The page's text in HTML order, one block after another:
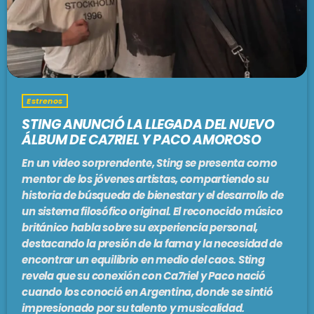
BARCELONA
MALLORCA
PODCASTS
TIENDA
EN VIVO AHORA!
Estrenos
STING ANUNCIÓ LA LLEGADA DEL NUEVO
ÁLBUM DE CA7RIEL Y PACO AMOROSO
En un video sorprendente, Sting se presenta como
mentor de los jóvenes artistas, compartiendo su
historia de búsqueda de bienestar y el desarrollo de
un sistema filosófico original. El reconocido músico
británico habla sobre su experiencia personal,
destacando la presión de la fama y la necesidad de
encontrar un equilibrio en medio del caos. Sting
revela que su conexión con Ca7riel y Paco nació
cuando los conoció en Argentina, donde se sintió
impresionado por su talento y musicalidad.